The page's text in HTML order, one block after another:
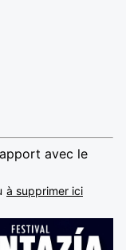
avec le
à supprimer ici